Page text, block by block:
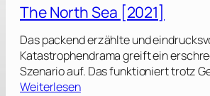
The North Sea [2021]
Das packend erzählte und
Katastrophendrama greift ein
Szenario auf. Das funktioniert trotz
Weiterlesen: